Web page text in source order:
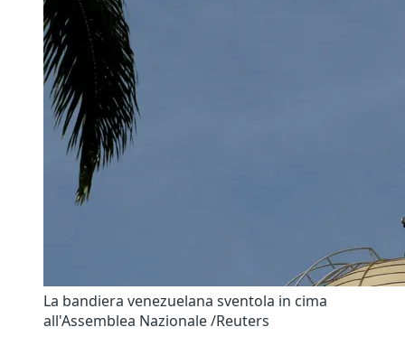
La bandiera venezuelana sventola in cima
all'Assemblea Nazionale /Reuters